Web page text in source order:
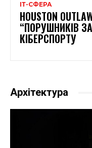
ІТ-СФЕРА
HOUSTON
“ПОРУШНИКІВ
КІБЕРСПОРТУ​
Архітектура